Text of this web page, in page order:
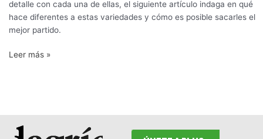
detalle con cada una de ellas, el siguiente artículo indaga en qué
hace diferentes a estas variedades y cómo es posible sacarles el
mejor partido.
Leer más »